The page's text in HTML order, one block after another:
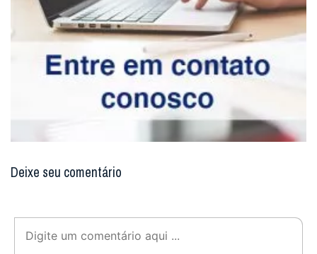
Deixe seu comentário